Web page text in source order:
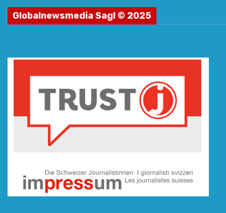
Globalnewsmedia Sagl © 2025